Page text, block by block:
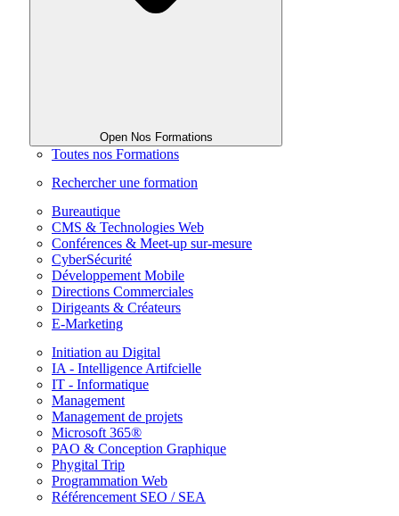
Open Nos Formations
Toutes nos Formations
Rechercher une formation
Bureautique
CMS & Technologies Web
Conférences & Meet-up sur-mesure
CyberSécurité
Développement Mobile
Directions Commerciales
Dirigeants & Créateurs
E-Marketing
Initiation au Digital
IA - Intelligence Artifcielle
IT - Informatique
Management
Management de projets
Microsoft 365®
PAO & Conception Graphique
Phygital Trip
Programmation Web
Référencement SEO / SEA